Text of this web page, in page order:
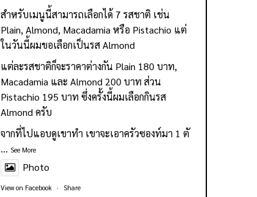
สำหรับเมนูนี้สามารถเลือกได้ 7 รสชาติ เช่น
Plain, Almond, Macadamia หรือ Pistachio แต่
ในวันนี้ผมขอเลือกเป็นรส Almond
แต่ละรสชาติก็จะราคาต่างกัน Plain 180 บาท,
Macadamia และ Almond 200 บาท ส่วน
Pistachio 195 บาท ซึ่งครั้งนี้ผมเลือกกินรส
Almond ครับ
จากที่ไปแอบดูเขาทำ เขาจะเอาครัวซองท์มา 1 ตั
... See More
Photo
View on Facebook · Share